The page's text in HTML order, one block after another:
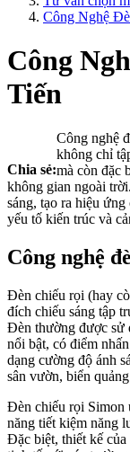
Công Nghệ
Công
Tiến
Chia sẻ:
Công nghệ
không chỉ
mà còn đặc
không gian ngoài
sáng, tạo ra hiệu
yếu tố kiến trúc và
Công nghệ
Đèn chiếu rọi (hay
đích chiếu sáng tập
Đèn thường được sử
nổi bật, có điểm
dạng cường độ ánh
sân vườn, biển
Đèn chiếu rọi Simon
năng tiết kiệm năng
Đặc biệt, thiết kế